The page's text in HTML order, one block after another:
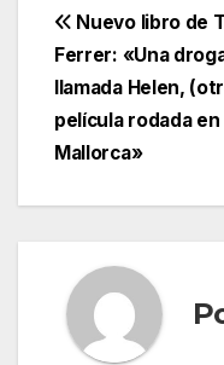
c
e
b
o
k
itt
er
de
entradas
Nuevo libro de
Ferrer: «Una
llamada Helen,
película rodada en
Mallorca»